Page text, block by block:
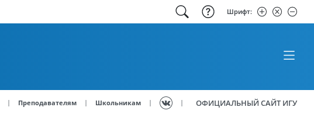
Шрифт:
| Преподавателям | Школьникам | | ОФИЦИАЛЬНЫЙ САЙТ ИГУ